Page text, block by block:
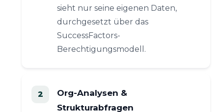
sieht nur seine eigenen Daten,
durchgesetzt über das
SuccessFactors-
Berechtigungsmodell.
Org-Analysen &
Strukturabfragen